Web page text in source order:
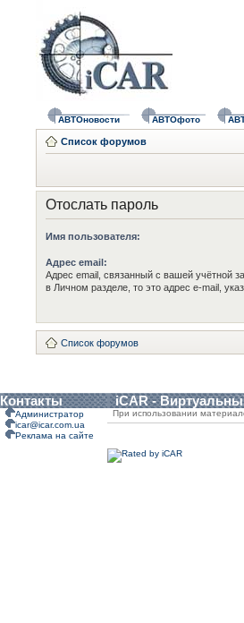
АВТОновости АВТОфото
Список форумов
Отослать пароль
Имя пользователя:
Адрес email:
Адрес email, связанный с вашей учётной
в Личном разделе, то это адрес e-mail,
Список форумов
Контакты iCAR -
Администратор
icar@icar.com.ua
Реклама на сайте
При использовании